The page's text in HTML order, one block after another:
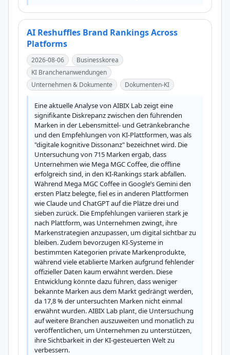
AI Reshuffles Brand Rankings Across
Platforms
2026-08-06
Businesskorea
KI Branchenanwendungen
Unternehmen & Dokumente
Dokumenten-KI
Eine aktuelle Analyse von AIBIX Lab zeigt eine
signifikante Diskrepanz zwischen den führenden
Marken in der Lebensmittel- und Getränkebranche
und den Empfehlungen von KI-Plattformen, was als
"digitale kognitive Dissonanz" bezeichnet wird. Die
Untersuchung von 715 Marken ergab, dass
Unternehmen wie Mega MGC Coffee, die offline
erfolgreich sind, in den KI-Rankings stark abfallen.
Während Mega MGC Coffee in Google’s Gemini den
ersten Platz belegte, fiel es in anderen Plattformen
wie Claude und ChatGPT auf die Plätze drei und
sieben zurück. Die Empfehlungen variieren stark je
nach Plattform, was Unternehmen zwingt, ihre
Markenstrategien anzupassen, um digital sichtbar zu
bleiben. Zudem bevorzugen KI-Systeme in
bestimmten Kategorien private Markenprodukte,
während viele etablierte Marken aufgrund fehlender
offizieller Daten kaum erwähnt werden. Diese
Entwicklung könnte dazu führen, dass weniger
bekannte Marken aus dem Markt gedrängt werden,
da 17,8 % der untersuchten Marken nicht einmal
erwähnt wurden. AIBIX Lab plant, die Untersuchung
auf weitere Branchen auszuweiten und monatlich zu
veröffentlichen, um Unternehmen zu unterstützen,
ihre Sichtbarkeit in der KI-gesteuerten Welt zu
verbessern.